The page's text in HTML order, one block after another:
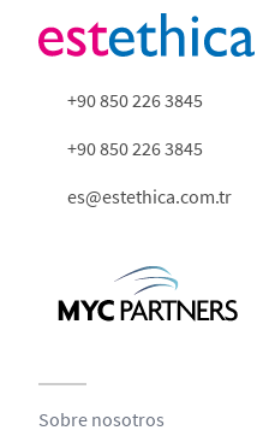
+90 850 226 3845
+90 850 226 3845
es@estethica.com.tr
Sobre nosotros